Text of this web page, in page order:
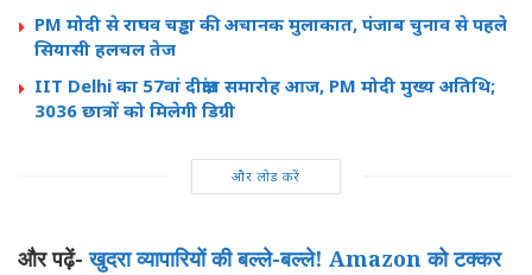
PM मोदी से राघव चड्ढा की अचानक मुलाकात, पंजाब चुनाव से पहले
सियासी हलचल तेज
IIT Delhi का 57वां दीक्षांत समारोह आज, PM मोदी मुख्य अतिथि;
3036 छात्रों को मिलेगी डिग्री
और लोड करें
और पढ़ें-खुदरा व्यापारियों की बल्ले-बल्ले! Amazon को टक्कर